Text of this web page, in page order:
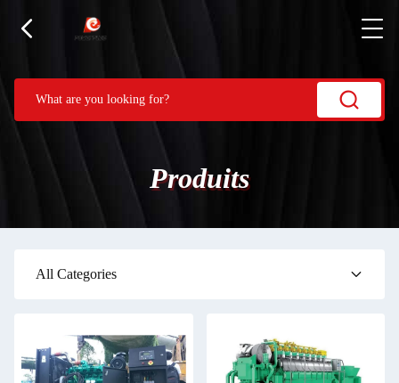
Produits
All Categories